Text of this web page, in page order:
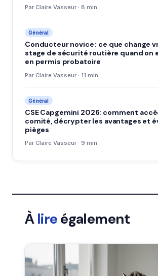
Par Claire Vasseur · 8 min
Général
Conducteur novice : ce que change
stage de sécurité routière quand on
en permis probatoire
Par Claire Vasseur · 11 min
Général
CSE Capgemini 2026: comment
comité, décrypter les avantages et
pièges
Par Claire Vasseur · 9 min
Àlireégalement